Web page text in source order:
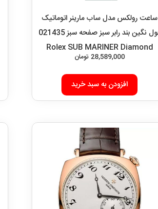
ساعت رولکس مدل ساب مارینر اتوماتیک
فول نگین بند رابر سبز صفحه سبز 021435
Rolex SUB MARINER Diamond
28,589,000 تومان
افزودن به سبد خرید